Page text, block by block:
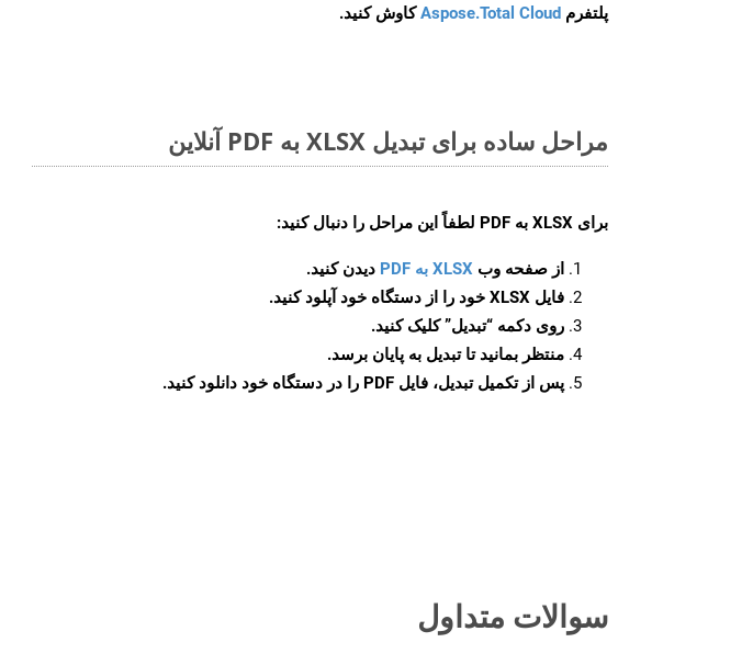
پلتفرم Aspose.Total Cloudکاوش کنید.
مراحل ساده برای تبدیل XLSX به PDF آنلاین
برای XLSX به PDF لطفاً این مراحل را دنبال کنید:
از صفحه وب XLSX به PDF
دیدن کنید.
فایل XLSX خود را از دستگاه خود آپلود کنید.
روی دکمه “تبدیل”کلیک کنید.
منتظر بمانید تا تبدیل به پایان برسد.
پس از تکمیل تبدیل، فایل PDF را در دستگاه خود دانلود کنید.
سوالات متداول